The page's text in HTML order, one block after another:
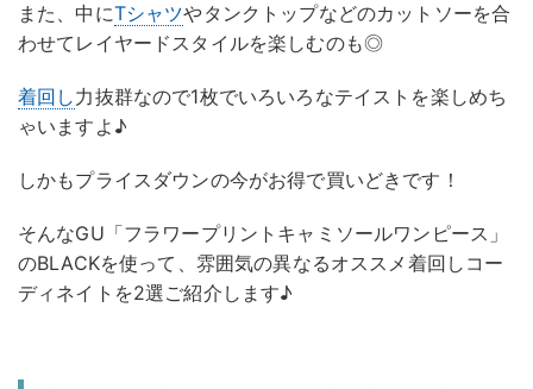
また、中にTシャツやタンクトップなどのカットソーを合
わせてレイヤードスタイルを楽しむのも◎
着回し力抜群なので1枚でいろいろなテイストを楽しめち
ゃいますよ♪
しかもプライスダウンの今がお得で買いどきです！
そんなGU「フラワープリントキャミソールワンピース」
のBLACKを使って、雰囲気の異なるオススメ着回しコー
ディネイトを2選ご紹介します♪